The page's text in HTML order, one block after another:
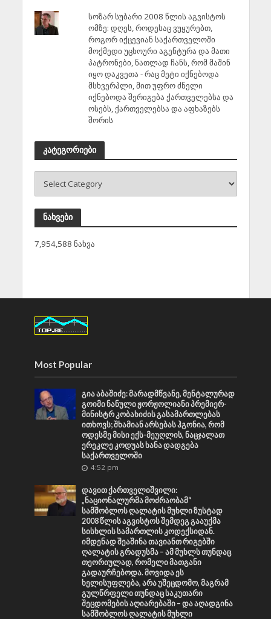
სოზარ სუბარი 2008 წლის აგვისტოს
ომზე: დღეს, როდესაც ვუყურებთ,
როგორ იქცევიან საქართველოში
მოქმედი უცხოური აგენტურა და მათი
პატრონები, ნათლად ჩანს, რომ მაშინ
იყო დაკვეთა - რაც მეტი იქნებოდა
მსხვერპლი, მით უფრო ძნელი
იქნებოდა შერიგება ქართველებსა და
ოსებს, ქართველებსა და აფხაზებს
შორის
კატეგორიები
ნახვები
7,954,588 ნახვა
Most Popular
გია აბაშიძე: მარადმწვანე, მენტალურად
გოიმი ნანული ჟორჟოლიანი პრემიერ-
მინისტრ კობახიძის გასამართლებას
ითხოვს; შხამიან არსებას ჰგონია, რომ
ოდესმე მისი ექს-მეუღლის, ნაცჯალათ
ერეკლე კოდუას ხანა დადგება
საქართველოში
4:52 pm
დავით ქართველიშვილი:
„ნაციონალურმა მოძრაობამ“
სამშობლოს ღალატის მუხლი ზუსტად
2008 წლის აგვისტოს შემდეგ გააუქმა
სისხლის სამართლის კოდექსიდან.
იმდენად შეაშინა თავიანთ რიგებში
ღალატის გრადუსმა – ამ მუხლს თუნდაც
თეორიულად, რომელი მათგანი
გადაურჩებოდა. მოვიდა ეს
ხელისუფლება, არა უშეცდომო, მაგრამ
გულწრფელი თუნდაც საკუთარი
შეცდომების აღიარებაში – და აღადგინა
სამშობლოს ღალატის მუხლი